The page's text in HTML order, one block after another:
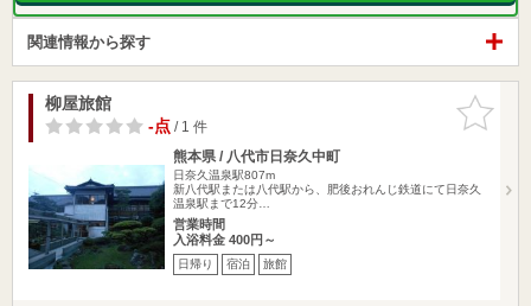
関連情報から探す
お気に入
りに追加
柳屋旅館
-点/ 1 件
熊本県 / 八代市日奈久中町
日奈久温泉駅807m
新八代駅または八代駅から、肥後おれんじ鉄道にて日奈久
温泉駅まで12分…
営業時間
入浴料金 400円～
日帰り 宿泊 旅館